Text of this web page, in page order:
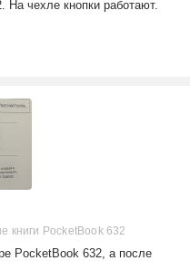
На чехле кнопки работают.
книги PocketBook 632
PocketBook 632, а после